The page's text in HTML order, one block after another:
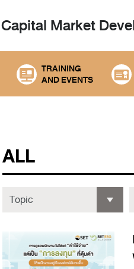
Market
TRAINING
AND EVENTS
ALL